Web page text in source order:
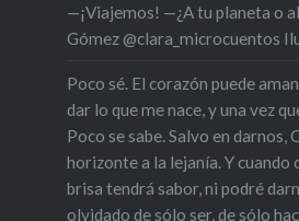
—¡Viajemos! —¿A tu planeta o
Gómez @clara_microcuentos
Poco sé. El corazón puede
dar lo que me nace, y una vez
Poco se sabe. Salvo en darnos,
horizonte a la lejanía. Y cuando
brisa tendrá sabor, ni podré
olvidado de sólo ser, de sólo